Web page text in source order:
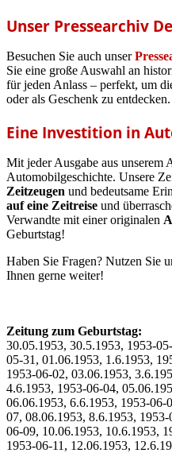
Unser Pressearchiv
Besuchen Sie auch unser
Sie eine große Auswahl an
für jeden Anlass – perfekt, um
oder als Geschenk zu entdecken.
Eine Investition in
Mit jeder Ausgabe aus unserem
Automobilgeschichte. Unsere
Zeitzeugen und bedeutsame
auf eine Zeitreise und
Verwandte mit einer originalen
Geburtstag!
Haben Sie Fragen? Nutzen Sie
Ihnen gerne weiter!
Zeitung zum Geburtstag:
30.05.1953, 30.5.1953, 1953-
05-31, 01.06.1953, 1.6.1953,
1953-06-02, 03.06.1953,
4.6.1953, 1953-06-04,
06.06.1953, 6.6.1953, 1953-
07, 08.06.1953, 8.6.1953,
06-09, 10.06.1953, 10.6.1953,
1953-06-11, 12.06.1953,